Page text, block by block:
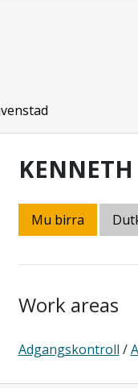
Mu birra
Work areas
Adgangskontroll /